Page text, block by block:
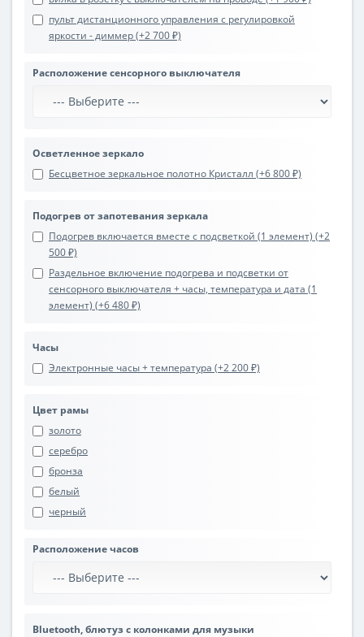
пульт дистанционного управления с регулировкой
яркости - диммер (+2 700 ₽)
Расположение сенсорного выключателя
Осветленное зеркало
Бесцветное зеркальное полотно Кристалл (+6 800 ₽)
Подогрев от запотевания зеркала
Подогрев включается вместе с подсветкой (1 элемент) (+2
500 ₽)
Раздельное включение подогрева и подсветки от
сенсорного выключателя + часы, температура и дата (1
элемент) (+6 480 ₽)
Часы
Электронные часы + температура (+2 200 ₽)
Цвет рамы
золото
серебро
бронза
белый
черный
Расположение часов
Bluetooth, блютуз с колонками для музыки